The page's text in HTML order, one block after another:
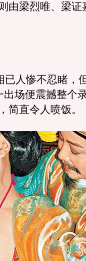
由梁烈唯、梁证
人惨不忍睹，
出场便震撼整个
简直令人喷饭。